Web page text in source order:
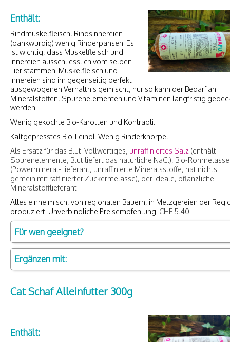
Enthält:
Rindmuskelfleisch, Rindsinnereien
(bankwürdig) wenig Rinderpansen. Es
ist wichtig, dass Muskelfleisch und
Innereien ausschliesslich vom selben
Tier stammen. Muskelfleisch und
Innereien sind im gegenseitig perfekt
ausgewogenen Verhältnis gemischt, nur so kann der Bedarf an
Mineralstoffen, Spurenelementen und Vitaminen langfristig
werden.
Wenig gekochte Bio-Karotten und Kohlräbli.
Kaltgepresstes Bio-Leinöl. Wenig Rinderknorpel.
Als Ersatz für das Blut: Vollwertiges, unraffiniertes Salz (enthält
Spurenelemente, Blut liefert das natürliche NaCl), Bio-Rohmelasse
(Powermineral-Lieferant, unraffinierte Mineralsstoffe, hat nichts
gemein mit raffinierter Zuckermelasse), der ideale, pflanzliche
Mineralstofflieferant.
Alles einheimisch, von regionalen Bauern, in Metzgereien der
produziert. Unverbindliche Preisempfehlung: CHF 5.40
Für wen geeignet?
Ergänzen mit:
Cat Schaf Alleinfutter 300g
Enthält: